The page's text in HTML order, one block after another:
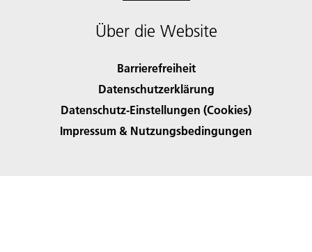
Über die Website
Barrierefreiheit
Datenschutzerklärung
Datenschutz-Einstellungen (Cookies)
Impressum & Nutzungsbedingungen